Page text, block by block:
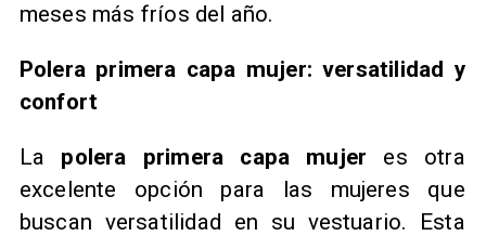
meses más fríos del año.
Polera primera capa mujer: versatilidad y
confort
La polera primera capa mujer es otra
excelente opción para las mujeres que
buscan versatilidad en su vestuario. Esta